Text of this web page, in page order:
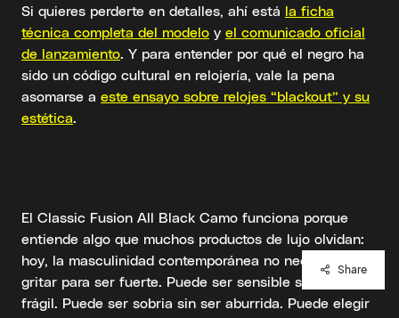
Si quieres perderte en detalles, ahí está la ficha
técnica completa del modelo y el comunicado oficial
de lanzamiento. Y para entender por qué el negro ha
sido un código cultural en relojería, vale la pena
asomarse a este ensayo sobre relojes “blackout” y su
estética.
El Classic Fusion All Black Camo funciona porque
entiende algo que muchos productos de lujo olvidan:
hoy, la masculinidad contemporánea no necesita
gritar para ser fuerte. Puede ser sensible sin ser
frágil. Puede ser sobria sin ser aburrida. Puede elegir
Share